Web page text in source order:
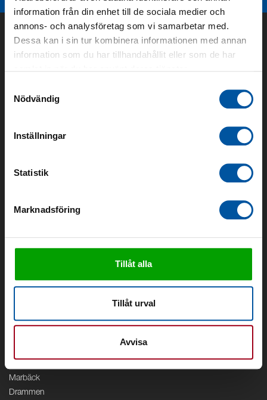
information från din enhet till de sociala medier och
annons- och analysföretag som vi samarbetar med.
Dessa kan i sin tur kombinera informationen med annan
information som du har tillhandahållit eller som de har
Nödvändig
Inställningar
Statistik
Marknadsföring
Tillåt alla
Tillåt urval
Avvisa
Områden
Vattenrening
Geoenergi
Debe
Marbäck
Drammen